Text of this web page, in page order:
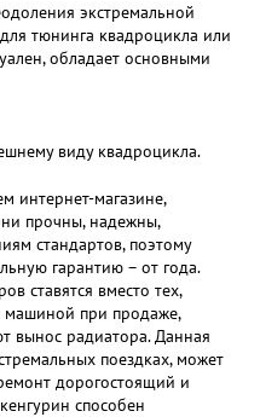
экстремальной
тюнинга квадроцикла или
обладает основными
виду квадроцикла.
интернет-магазине,
прочны, надежны,
стандартов, поэтому
гарантию – от года.
ставятся вместо тех,
машиной при продаже,
вынос радиатора. Данная
поездках, может
дорогостоящий и
способен